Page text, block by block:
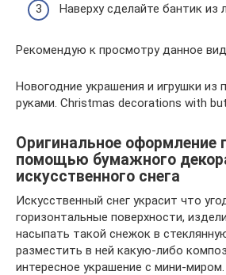
Наверху сделайте бантик из
Рекомендую к просмотру данное
Новогодние украшения и игрушки из
руками. Christmas decorations with
Оригинальное оформление
помощью бумажного
искусственного снега
Искусственный снег украсит что
горизонтальные поверхности,
насыпать такой снежок в
разместить в ней какую-либо
интересное украшение с мини-